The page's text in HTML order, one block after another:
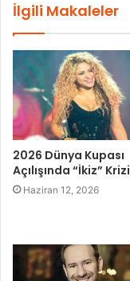
İlgili Makaleler
2026 Dünya Kupası
Açılışında “İkiz” Krizi
Haziran 12, 2026